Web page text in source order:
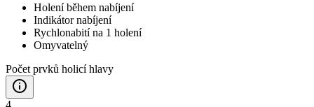
Holení během nabíjení
Indikátor nabíjení
Rychlonabití na 1 holení
Omyvatelný
Počet prvků holicí hlavy
4